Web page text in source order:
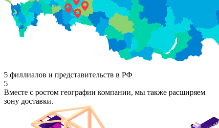
5 филлиалов и представительств в РФ
5
Вместе с ростом географии компании, мы также расширяем
зону доставки.